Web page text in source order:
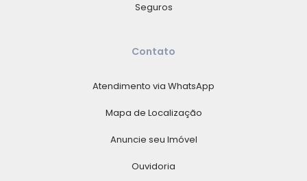
Seguros
Contato
Atendimento via WhatsApp
Mapa de Localização
Anuncie seu Imóvel
Ouvidoria